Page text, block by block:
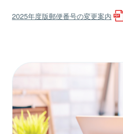
2025年度版郵便番号の変更案内